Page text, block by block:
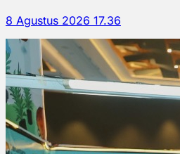
8 Agustus 2026 17.36